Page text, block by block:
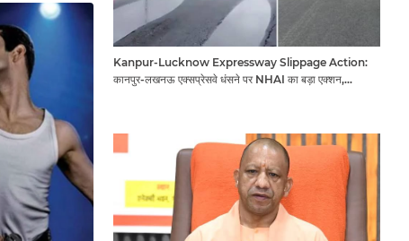
Kanpur-Lucknow Expressway Slippage Action:
कानपुर-लखनऊ एक्सप्रेसवे धंसने पर NHAI का बड़ा एक्शन,